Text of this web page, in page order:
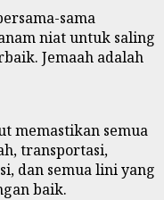
sama
niat untuk saling
Jemaah adalah
memastikan semua
transportasi,
dan semua lini yang
baik.